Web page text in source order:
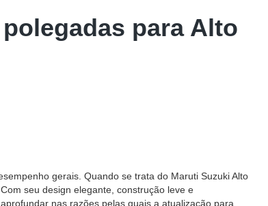
para Alto
gerais. Quando se trata do Maruti Suzuki Alto
seu design elegante, construção leve e
nas razões pelas quais a atualização para